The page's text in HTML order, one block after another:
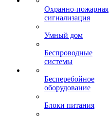
Охранно-пожарная
сигнализация
Умный дом
Беспроводные
системы
Бесперебойное
оборудование
Блоки питания